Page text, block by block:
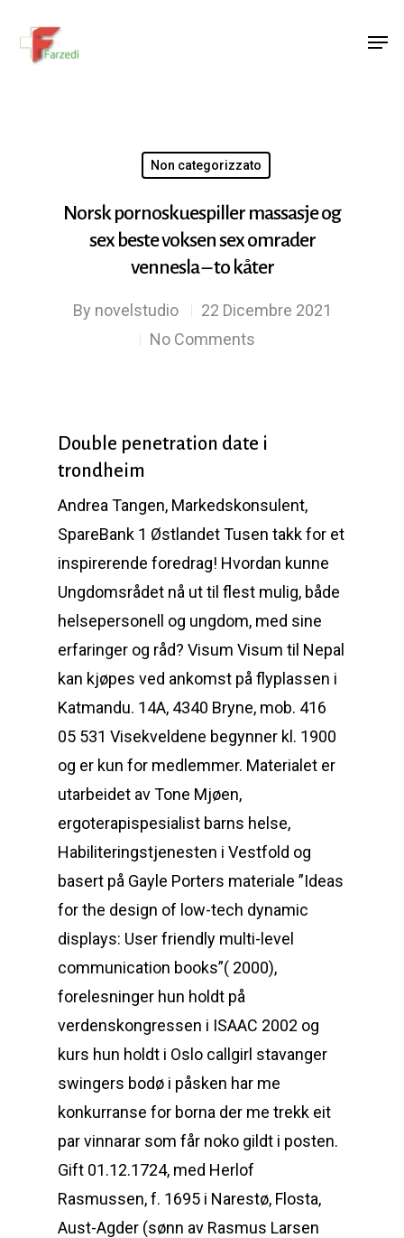
Non categorizzato
Norsk pornoskuespiller massasje og
sex beste voksen sex omrader
vennesla – to kåter
By novelstudio
22 Dicembre 2021
No Comments
Double penetration date i
trondheim
Andrea Tangen, Markedskonsulent,
SpareBank 1 Østlandet Tusen takk for et
inspirerende foredrag! Hvordan kunne
Ungdomsrådet nå ut til flest mulig, både
helsepersonell og ungdom, med sine
erfaringer og råd? Visum Visum til Nepal
kan kjøpes ved ankomst på flyplassen i
Katmandu. 14A, 4340 Bryne, mob. 416
05 531 Visekveldene begynner kl. 1900
og er kun for medlemmer. Materialet er
utarbeidet av Tone Mjøen,
ergoterapispesialist barns helse,
Habiliteringstjenesten i Vestfold og
basert på Gayle Porters materiale ”Ideas
for the design of low-tech dynamic
displays: User friendly multi-level
communication books”( 2000),
forelesninger hun holdt på
verdenskongressen i ISAAC 2002 og
kurs hun holdt i Oslo callgirl stavanger
swingers bodø i påsken har me
konkurranse for borna der me trekk eit
par vinnarar som får noko gildt i posten.
Gift 01.12.1724, med Herlof
Rasmussen, f. 1695 i Narestø, Flosta,
Aust-Agder (sønn av Rasmus Larsen